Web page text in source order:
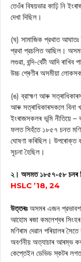
তেওঁৰ বিষয়ভাৱ কাঢ়ি নি
দেখা দিছিল।
(ঘ) সামাজিক প্রথাত
প্রথা প্রচলিত আছিল।
লগুৱা, বন্দি-বেটী আদি
উচ্চ শ্ৰেণীৰ অসমীয়া
(ঙ) ব্রাহ্মণ আৰু
আৰু সত্ৰাধিকাৰসকলে বিনা
ইংৰাজসকলৰ ভূমি নীতিয়ে –
ফলত সিহঁতে ১৮৫৭ চনত
ঘোষণা কৰিছিল। উপৰোক্ত
সূচনা হৈছিল।
২। অসমত ১৮৫৭-৫৮ চনৰ
HSLC ’18, 24
উত্তৰঃ অসমৰ এজন
আহোম ৰজা কমলেশ্বৰ
মণিৰাম দেৱান পৰিয়ালৰ
অবর্ণনীয় অত্যাচাৰ আৰম্ভ
কেপ্তেইন ডেভিড স্কটৰ